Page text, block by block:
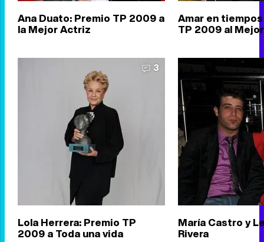
Ana Duato: Premio TP 2009 a
la Mejor Actriz
Amar en
TP 2009 al
3
Lola Herrera: Premio TP
2009 a Toda una vida
María Castro y
Rivera